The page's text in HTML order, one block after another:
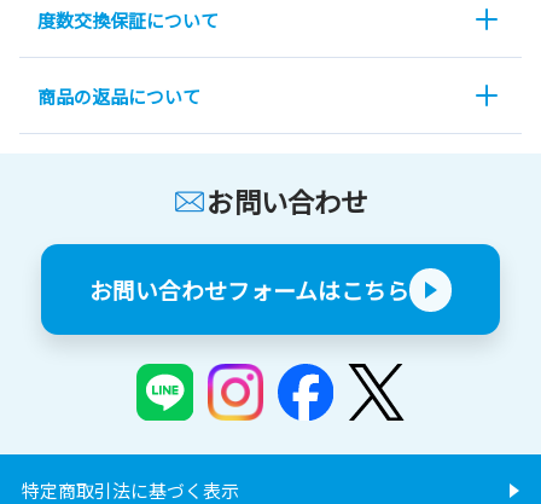
度数交換保証について
商品の返品について
お問い合わせ
お問い合わせフォームはこちら
特定商取引法に基づく表示